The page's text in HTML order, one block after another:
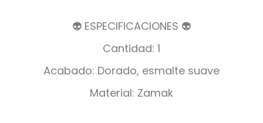
👽 ESPECIFICACIONES 👽
Cantidad: 1
Acabado: Dorado, esmalte suave
Material: Zamak